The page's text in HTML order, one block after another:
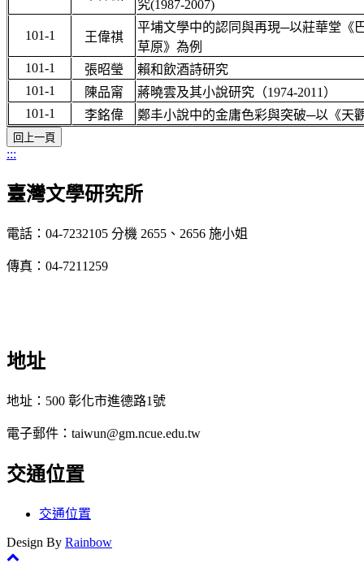
究(1987-2007)
101-1 王偉祺
平埔文學中的認同與再現─以莊華堂《
草原》為例
101-1
張昭瑩
賴和飲酒詩研究
101-1
陳品甯
蔣曉雲及其小說研究（1974-2011）
101-1
李銘偉 鄭丰小說中的金庸色彩與突破─以《天
:::
臺灣文學研究所
電話：04-7232105 分機 2655、2656 施小姐
傳真：04-7211259
地址
地址：500 彰化市進德路1號
電子郵件：taiwun@gm.ncue.edu.tw
交通位置
交通位置
Design By Rainbow